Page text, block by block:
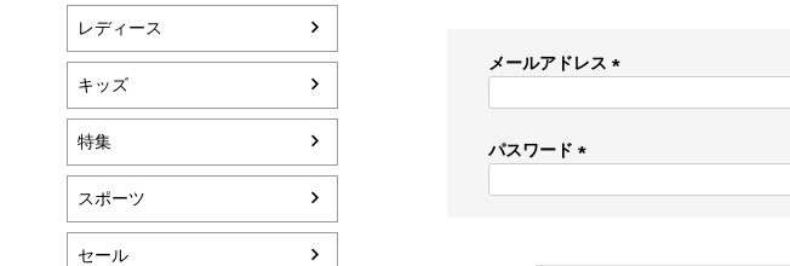
レディース
キッズ
特集
スポーツ
セール
メールアドレス
)
パスワード